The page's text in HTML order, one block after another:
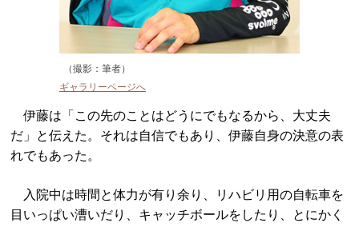
（撮影：筆者）
ギャラリーページへ
伊藤は「この先のことはどうにでもなるから、大丈夫
だ」と伝えた。それは自信でもあり、伊藤自身の決意の表
れでもあった。
入院中は時間と体力が有り余り、リハビリ用の自転車を
目いっぱい漕いだり、キャッチボールをしたり、とにかく